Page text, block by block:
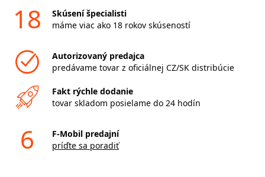
18
Skúsení špecialisti
máme viac ako 18 rokov skúseností
Autorizovaný predajca
predávame tovar z oficiálnej CZ/SK distribúcie
Fakt rýchle dodanie
tovar skladom posielame do 24 hodín
6
F-Mobil predajní
príďte sa poradiť